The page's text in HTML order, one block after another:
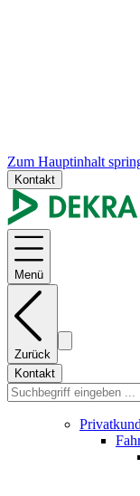
Zum Hauptinhalt
Kontakt
Menü
Zurück
Kontakt